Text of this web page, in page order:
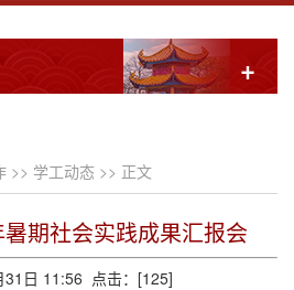
+
>> 学工动态 >> 正文
期社会实践成果汇报会
31日 11:56 点击：[125]